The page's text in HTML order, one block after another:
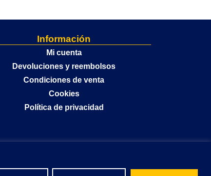
Información
Mi cuenta
Devoluciones y reembolsos
Condiciones de venta
Cookies
Política de privacidad